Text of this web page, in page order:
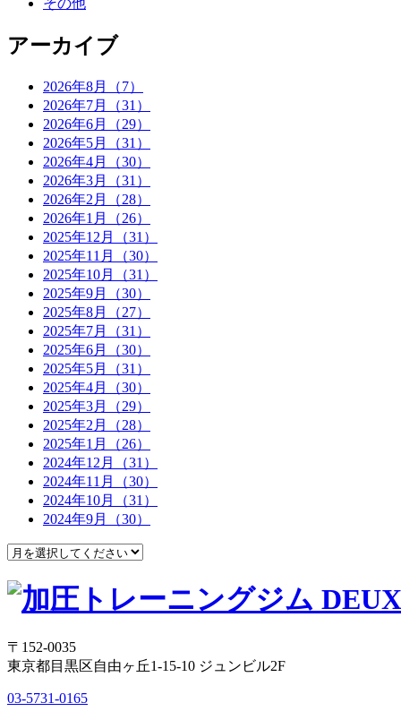
その他
アーカイブ
2026年8月（7）
2026年7月（31）
2026年6月（29）
2026年5月（31）
2026年4月（30）
2026年3月（31）
2026年2月（28）
2026年1月（26）
2025年12月（31）
2025年11月（30）
2025年10月（31）
2025年9月（30）
2025年8月（27）
2025年7月（31）
2025年6月（30）
2025年5月（31）
2025年4月（30）
2025年3月（29）
2025年2月（28）
2025年1月（26）
2024年12月（31）
2024年11月（30）
2024年10月（31）
2024年9月（30）
〒152-0035
東京都目黒区自由ヶ丘1-15-10 ジュンビル2F
03-5731-0165